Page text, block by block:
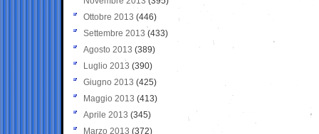
Ottobre 2013 (446)
Settembre 2013 (433)
Agosto 2013 (389)
Luglio 2013 (390)
Giugno 2013 (425)
Maggio 2013 (413)
Aprile 2013 (345)
Marzo 2013 (372)